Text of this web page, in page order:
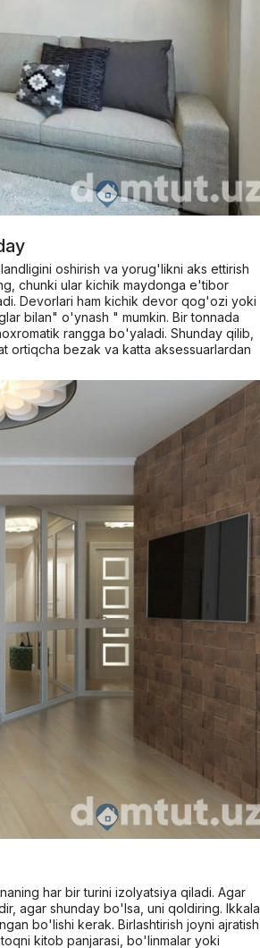
oshirish va yorug'likni aks ettirish
chunki ular kichik maydonga e'tibor
Devorlari ham kichik devor qog'ozi yoki
bilan" o'ynash " mumkin. Bir tonnada
rangga bo'yaladi. Shunday qilib,
ortiqcha bezak va katta aksessuarlardan
har bir turini izolyatsiya qiladi. Agar
agar shunday bo'lsa, uni qoldiring. Ikkala
bo'lishi kerak. Birlashtirish joyni ajratish
kitob panjarasi, bo'linmalar yoki